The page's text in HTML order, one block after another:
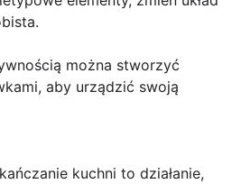
można stworzyć
aby urządzić swoją
kuchni to działanie,